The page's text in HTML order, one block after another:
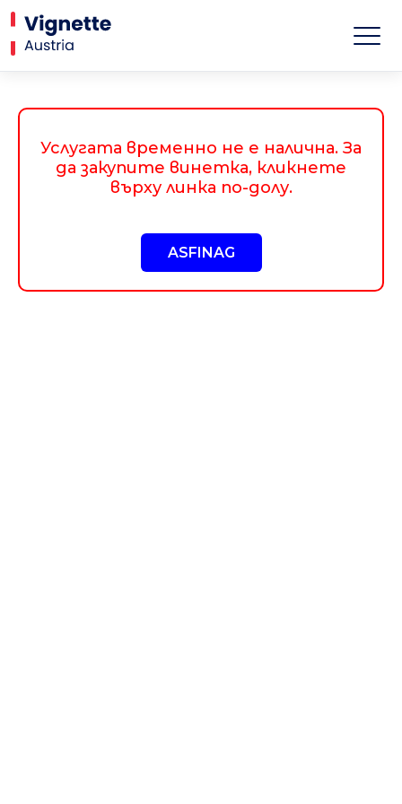
Услугата временно не е налична. За
да закупите винетка, кликнете
върху линка по-долу.
ASFINAG